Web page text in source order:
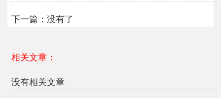
下一篇：没有了
相关文章：
没有相关文章